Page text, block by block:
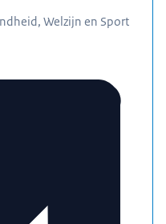
Welzijn en Sport